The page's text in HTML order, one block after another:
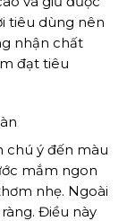
tiêu dùng nên
nhận chất
đạt tiêu
chú ý đến màu
mắm ngon
nhẹ. Ngoài
Điều này